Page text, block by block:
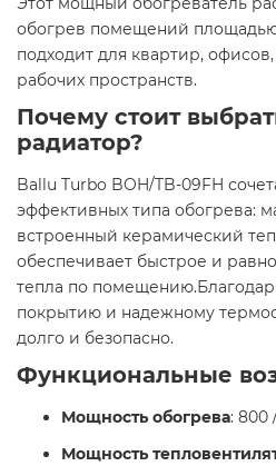
обогрев помещений
подходит для квартир,
рабочих пространств.​
Почему стоит
радиатор?
Ballu Turbo BOH/TB-09FH
эффективных типа обогрева:
встроенный керамический
обеспечивает быстрое и
тепла по
покрытию и надежному
долго и безопасно.​
Функциональные
Мощность обогрева: 800
Мощность